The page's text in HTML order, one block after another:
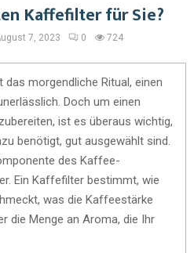
Kaffefilter für Sie?
7, 2023 0 724
morgendliche Ritual, einen
Doch um einen
ist es überaus wichtig,
benötigt, gut ausgewählt sind.
des Kaffee-
Ein Kaffefilter bestimmt, wie
was die Kaffeestärke
die Menge an Aroma, die Ihr